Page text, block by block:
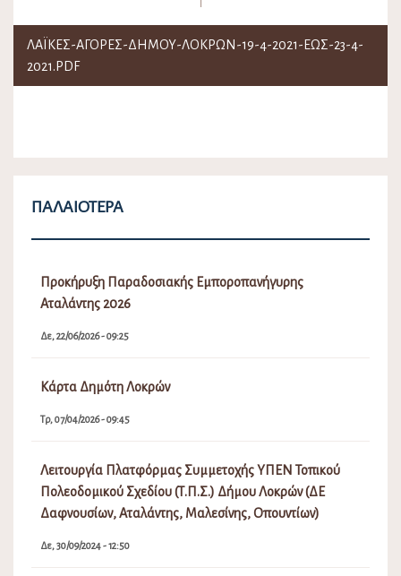
ΛΑΪΚΕΣ-ΑΓΟΡΕΣ-ΔΗΜΟΥ-ΛΟΚΡΩΝ-19-4-2021-ΕΩΣ-23-4-
2021.PDF
ΠΑΛΑΙΌΤΕΡΑ
Προκήρυξη Παραδοσιακής Εμποροπανήγυρης
Αταλάντης 2026
Δε, 22/06/2026 - 09:25
Κάρτα Δημότη Λοκρών
Τρ, 07/04/2026 - 09:45
Λειτουργία Πλατφόρμας Συμμετοχής ΥΠΕΝ Τοπικού
Πολεοδομικού Σχεδίου (Τ.Π.Σ.) Δήμου Λοκρών (ΔΕ
Δαφνουσίων, Αταλάντης, Μαλεσίνης, Οπουντίων)
Δε, 30/09/2024 - 12:50